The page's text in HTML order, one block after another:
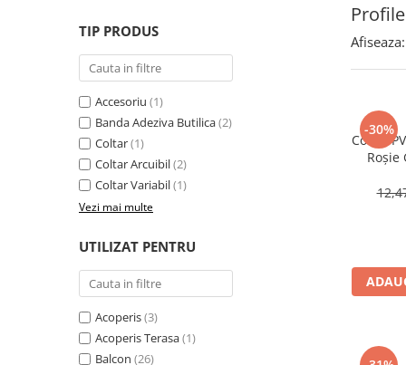
Plasă Armare
Plasă Termoizolație
Plasă Tencuieli și Șape
Doze și Platforme
Adezivi Termoizolații
Benzi Adezive
Barieră de Vapori
Etanșare Străpungeri
Folie Difuzie Anticondens
Vată Minerală
Vată Bazaltică
Polistiren Expandat & Extrudat
TIP PRODUS
Accesoriu (1)
Banda Adeziva Butilica(2)
Coltar(1)
Coltar Arcuibil(2)
Coltar Variabil(1)
Vezi mai multe
UTILIZAT PENTRU
Acoperis(3)
Acoperis Terasa(1)
Balcon (26)
Afiseaza:
-30%
Colțar
Roșie